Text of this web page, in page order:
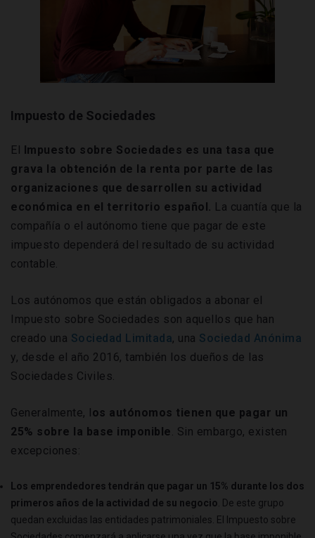
Impuesto de Sociedades
El Impuesto sobre Sociedades es una tasa que
grava la obtención de la renta por parte de las
organizaciones que desarrollen su actividad
económica en el territorio español. La cuantía que la
compañía o el autónomo tiene que pagar de este
impuesto dependerá del resultado de su actividad
contable.
Los autónomos que están obligados a abonar el
Impuesto sobre Sociedades son aquellos que han
creado una Sociedad Limitada, una Sociedad Anónima
y, desde el año 2016, también los dueños de las
Sociedades Civiles.
Generalmente, los autónomos tienen que pagar un
25% sobre la base imponible. Sin embargo, existen
excepciones:
Los emprendedores tendrán que pagar un 15% durante los dos
primeros años de la actividad de su negocio . De este grupo
quedan excluidas las entidades patrimoniales. El Impuesto sobre